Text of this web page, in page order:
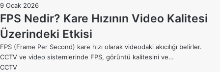
9 Ocak 2026
FPS Nedir? Kare Hızının Video Kalitesi
Üzerindeki Etkisi
FPS (Frame Per Second) kare hızı olarak videodaki akıcılığı belirler.
CCTV ve video sistemlerinde FPS, görüntü kalitesini ve…
CCTV